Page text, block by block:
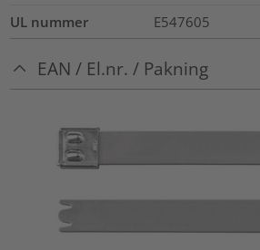
UL nummer
E547605
EAN / El.nr. / Pakning